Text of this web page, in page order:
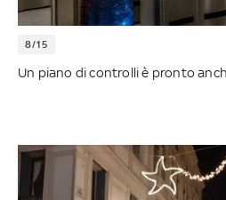
8/15
Un piano di controlli è pronto